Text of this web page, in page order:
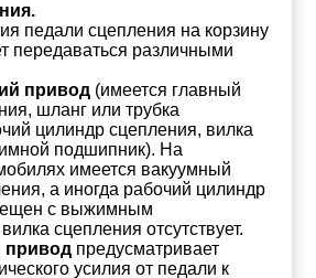
педали сцепления на корзину
передаваться различными
привод (имеется главный
шланг или трубка
цилиндр сцепления, вилка
подшипник). На
имеется вакуумный
а иногда рабочий цилиндр
с выжимным
сцепления отсутствует.
приводпредусматривает
усилия от педали к